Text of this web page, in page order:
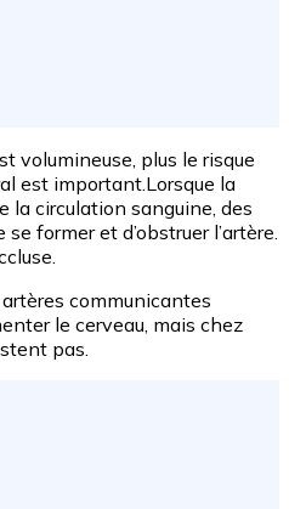
volumineuse, plus le risque
est important.Lorsque la
la circulation sanguine, des
former et d’obstruer l’artère.
communicantes
le cerveau, mais chez
pas.